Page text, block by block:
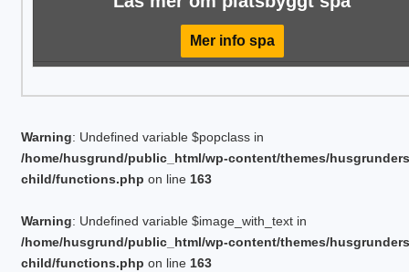
Mer info spa
Warning: Undefined variable $popclass in
/home/husgrund/public_html/wp-content/themes/
child/functions.php on line 163
Warning: Undefined variable $image_with_text in
/home/husgrund/public_html/wp-content/themes/
child/functions.php on line 163